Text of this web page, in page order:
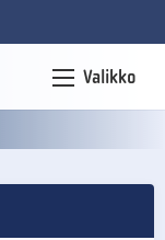
Valikko